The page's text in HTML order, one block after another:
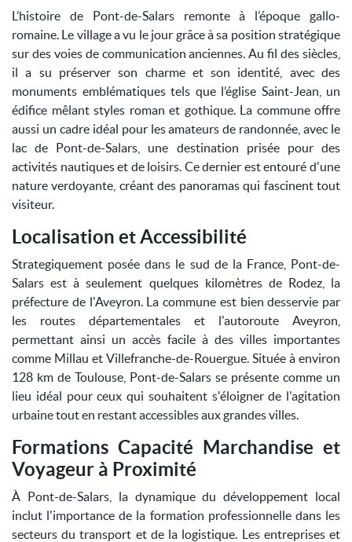
L’histoire de Pont-de-Salars remonte à l’époque gallo-
romaine. Le village a vu le jour grâce à sa position stratégique
sur des voies de communication anciennes. Au fil des siècles,
il a su préserver son charme et son identité, avec des
monuments emblématiques tels que l’église Saint-Jean, un
édifice mêlant styles roman et gothique. La commune offre
aussi un cadre idéal pour les amateurs de randonnée, avec le
lac de Pont-de-Salars, une destination prisée pour des
activités nautiques et de loisirs. Ce dernier est entouré d'une
nature verdoyante, créant des panoramas qui fascinent tout
visiteur.
Localisation et Accessibilité
Strategiquement posée dans le sud de la France, Pont-de-
Salars est à seulement quelques kilomètres de Rodez, la
préfecture de l'Aveyron. La commune est bien desservie par
les routes départementales et l'autoroute Aveyron,
permettant ainsi un accès facile à des villes importantes
comme Millau et Villefranche-de-Rouergue. Située à environ
128 km de Toulouse, Pont-de-Salars se présente comme un
lieu idéal pour ceux qui souhaitent s'éloigner de l'agitation
urbaine tout en restant accessibles aux grandes villes.
Formations Capacité Marchandise et
Voyageur à Proximité
À Pont-de-Salars, la dynamique du développement local
inclut l'importance de la formation professionnelle dans les
secteurs du transport et de la logistique. Les entreprises et